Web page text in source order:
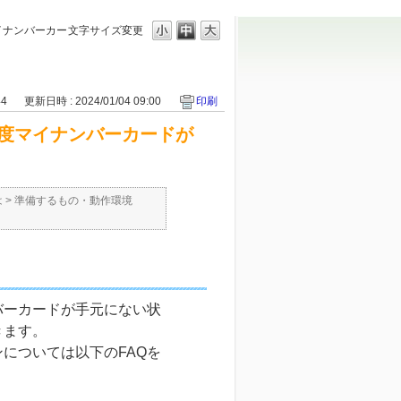
文字サイズ変更
ンバーカー
更新日時 : 2024/01/04 09:00 印刷
マイナンバーカードが
> 準備するもの・動作環境
カードが手元にない状
す。
ついては以下のFAQを